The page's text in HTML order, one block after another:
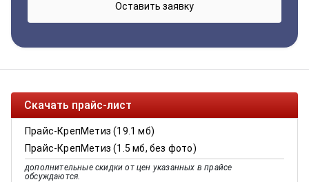
Скачать прайс-лист
Прайс-КрепМетиз (19.1 мб)
Прайс-КрепМетиз (1.5 мб, без фото)
дополнительные скидки от цен указанных в прайсе
обсуждаются.